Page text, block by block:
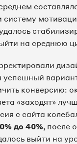
систему
на среднюю
конверсию:
«заходят»
с сайта
до 40%, после
выйти на